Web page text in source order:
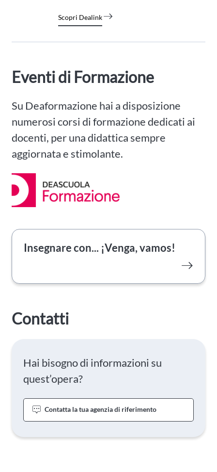
Scopri Dealink
Eventi di Formazione
Su Deaformazione hai a disposizione
numerosi corsi di formazione dedicati ai
docenti, per una didattica sempre
aggiornata e stimolante.
Insegnare con... ¡Venga, vamos!
Contatti
Hai bisogno di informazioni su
quest’opera?
Contatta la tua agenzia di riferimento